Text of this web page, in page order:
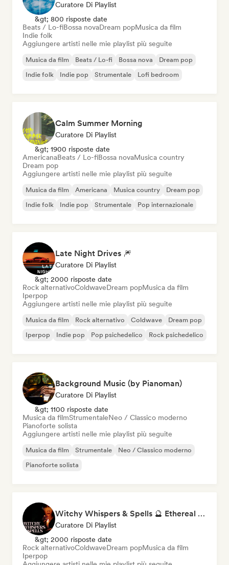
Curatore Di Playlist
&gt; 800 risposte date
Beats / Lo-fiBossa novaDream popMusica da film
Indie folk
Aggiungere artisti nelle mie playlist più seguite
Musica da film Beats / Lo-fi Bossa nova
Dream pop
Indie folk
Indie pop Strumentale Lofi bedroom
Calm Summer Morning
Curatore Di Playlist
&gt; 1900 risposte date
AmericanaBeats / Lo-fiBossa novaMusica country
Dream pop
Aggiungere artisti nelle mie playlist più seguite
Musica da film Americana Musica country
Dream pop
Indie folk
Indie pop Strumentale Pop internazionale
Late Night Drives 🎆
Curatore Di Playlist
&gt; 2000 risposte date
Rock alternativoColdwaveDream popMusica da film
Iperpop
Aggiungere artisti nelle mie playlist più seguite
Musica da film Rock alternativo Coldwave
Dream pop
Iperpop
Indie pop Pop psichedelico Rock psichedelico
Background Music (by Pianoman)
Curatore Di Playlist
&gt; 1100 risposte date
Musica da filmStrumentaleNeo / Classico moderno
Pianoforte solista
Aggiungere artisti nelle mie playlist più seguite
Musica da film Strumentale
Neo / Classico moderno
Pianoforte solista
Witchy Whispers & Spells 🔮 Ethereal Art Pop & Dream Pop
Curatore Di Playlist
&gt; 2000 risposte date
Rock alternativoColdwaveDream popMusica da film
Iperpop